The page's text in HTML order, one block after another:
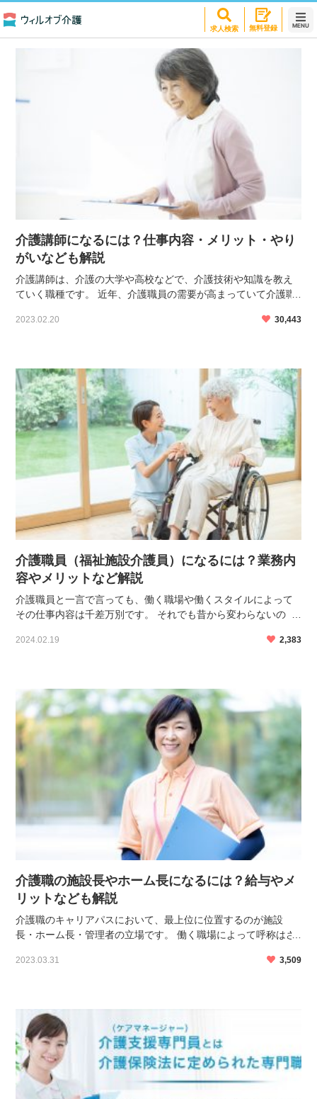
求人検索 無料登録 MENU
介護の職種の転職お役立ち情報
介護講師になるには？仕事内容・メリット・やり
がいなども解説
介護講師は、介護の大学や高校などで、介護技術や知識を教え
ていく職種です。 近年、介護職員の需要が高まっていて介護職
高くなっていくことが予想されます。 介護講師になる […]
2023.02.20 30,443
介護職員（福祉施設介護員）になるには？業務内
容やメリットなど解説
介護職員と一言で言っても、働く職場や働くスタイルによって
その仕事内容は千差万別です。 それでも昔から変わらないの
という考え方です。 この記事では、今後介護業界への転 […]
2024.02.19 2,383
介護職の施設長やホーム長になるには？給与やメ
リットなども解説
介護職のキャリアパスにおいて、最上位に位置するのが施設
長・ホーム長・管理者の立場です。 働く職場によって呼称はさ
には変わりありません。 この記事では、介護職の施設長 […]
2023.03.31 3,509